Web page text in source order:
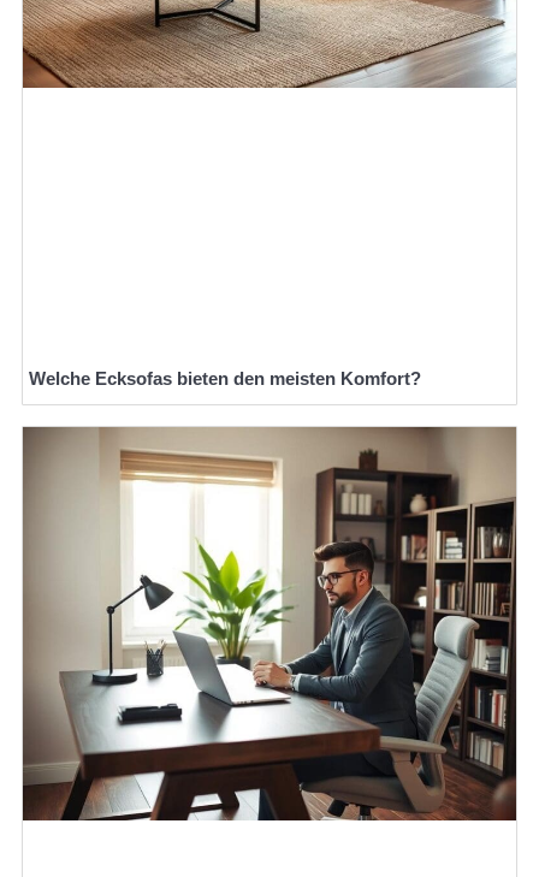
Welche Ecksofas bieten den meisten Komfort?